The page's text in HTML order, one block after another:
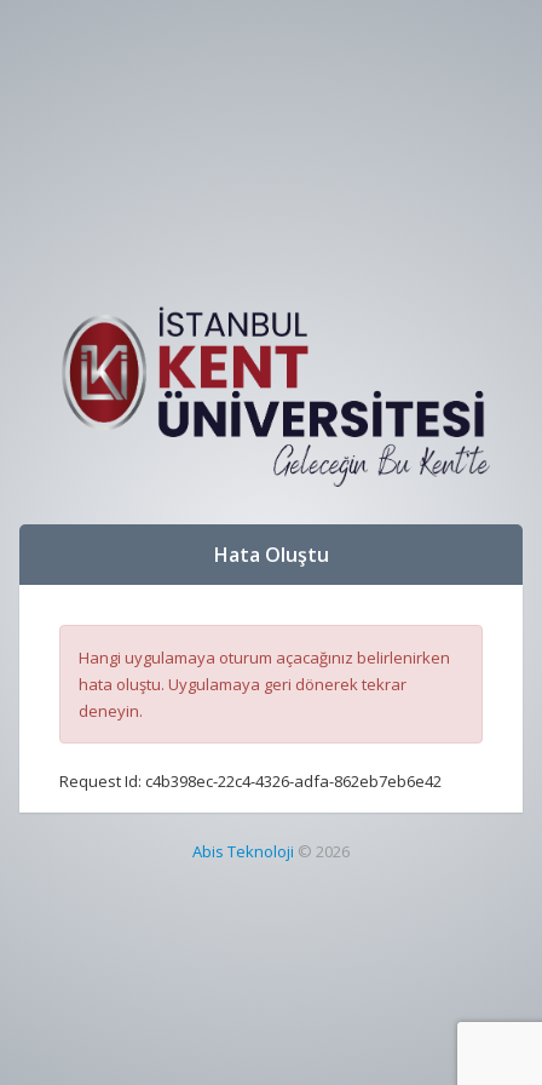
Hata Oluştu
Hangi uygulamaya oturum açacağınız belirlenirken
hata oluştu. Uygulamaya geri dönerek tekrar
deneyin.
Request Id: c4b398ec-22c4-4326-adfa-862eb7eb6e42
Abis Teknoloji © 2026